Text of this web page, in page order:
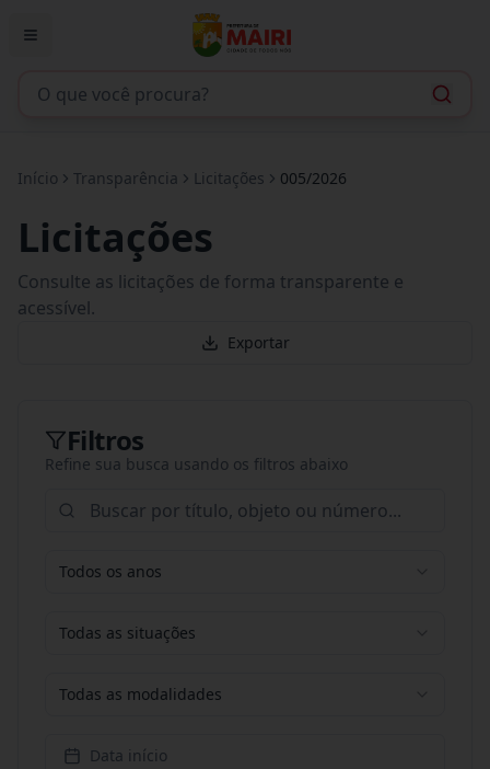
Início Transparência Licitações 005/2026
Licitações
Consulte as licitações de forma transparente e
acessível.
Exportar
Filtros
Refine sua busca usando os filtros abaixo
Todos os anos
Todas as situações
Todas as modalidades
Data início